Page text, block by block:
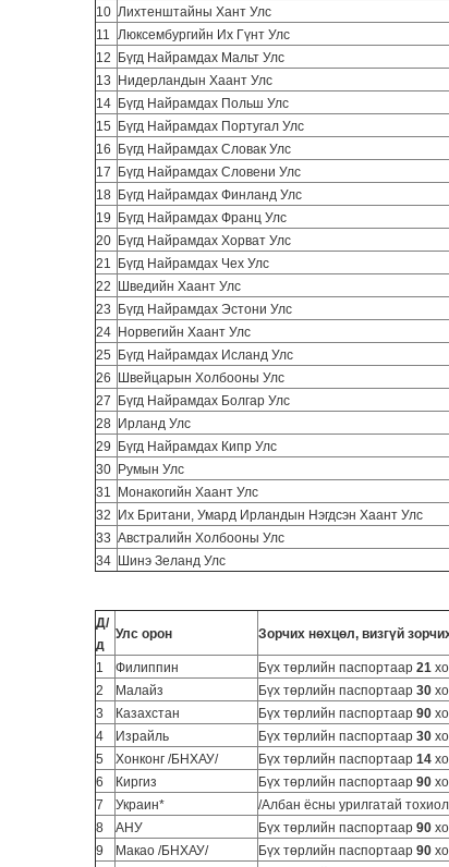
10 Лихтенштайны Хант Улс
11 Люксембургийн Их Гүнт Улс
12
Бүгд Найрамдах Мальт Улс
13
Нидерландын Хаант Улс
14 Бүгд Найрамдах Польш Улс
15
Бүгд Найрамдах Португал Улс
16
Бүгд Найрамдах Словак Улс
17
Бүгд Найрамдах Словени Улс
18 Бүгд Найрамдах Финланд Улс
19
Бүгд Найрамдах Франц Улс
20 Бүгд Найрамдах Хорват Улс
21
Бүгд Найрамдах Чех Улс
22
Шведийн Хаант Улс
23
Бүгд Найрамдах Эстони Улс
24 Норвегийн Хаант Улс
25
Бүгд Найрамдах Исланд Улс
26
Швейцарын Холбооны Улс
27
Бүгд Найрамдах Болгар Улс
28 Ирланд Улс
29
Бүгд Найрамдах Кипр Улс
30 Румын Улс
31
Монакогийн Хаант Улс
32
Их Британи, Умард Ирландын Нэгдсэн Хаант Улс
33 Австралийн Холбооны Улс
34 Шинэ Зеланд Улс
Д/
д
Улс орон Зорчих нөхцөл, визгүй
1 Филиппин Бүх төрлийн паспортаар 21
2
Малайз Бүх төрлийн паспортаар 30
3
Казахстан Бүх төрлийн паспортаар 90
4
Израйль Бүх төрлийн паспортаар 30
5
Хонконг /БНХАУ/ Бүх төрлийн паспортаар 14
6
Киргиз Бүх төрлийн паспортаар 90
7
Украин* /Албан ёсны урилгатай
8
АНУ Бүх төрлийн паспортаар 90
9
Макао /БНХАУ/ Бүх төрлийн паспортаар 90